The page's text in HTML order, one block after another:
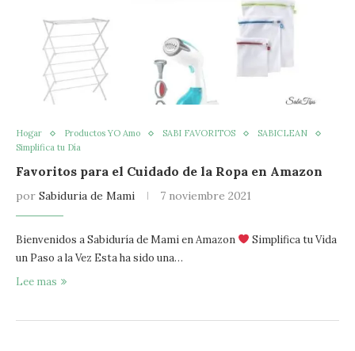
Hogar Productos YO Amo SABI FAVORITOS
SABICLEAN
Simplifica tu Día
Favoritos para el Cuidado de la Ropa en Amazon
por Sabiduria de Mami 7 noviembre 2021
Bienvenidos a Sabiduría de Mami en Amazon
Simplifica tu Vida
un Paso a la Vez Esta ha sido una…
Lee mas